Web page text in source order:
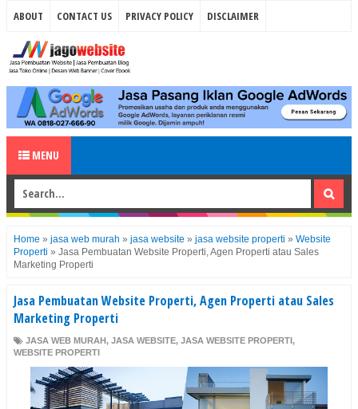
ABOUT CONTACT US PRIVACY POLICY DISCLAIMER
MENU
Home » jasa web murah » jasa website » jasa website properti » Website
Properti » Jasa Pembuatan Website Properti, Agen Properti atau Sales
Marketing Properti
Jasa Pembuatan Website Properti, Agen Properti atau Sales
Marketing Properti
JASA WEB MURAH, JASA WEBSITE, JASA WEBSITE PROPERTI,
WEBSITE PROPERTI